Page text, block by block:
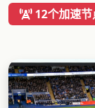
12个加速节